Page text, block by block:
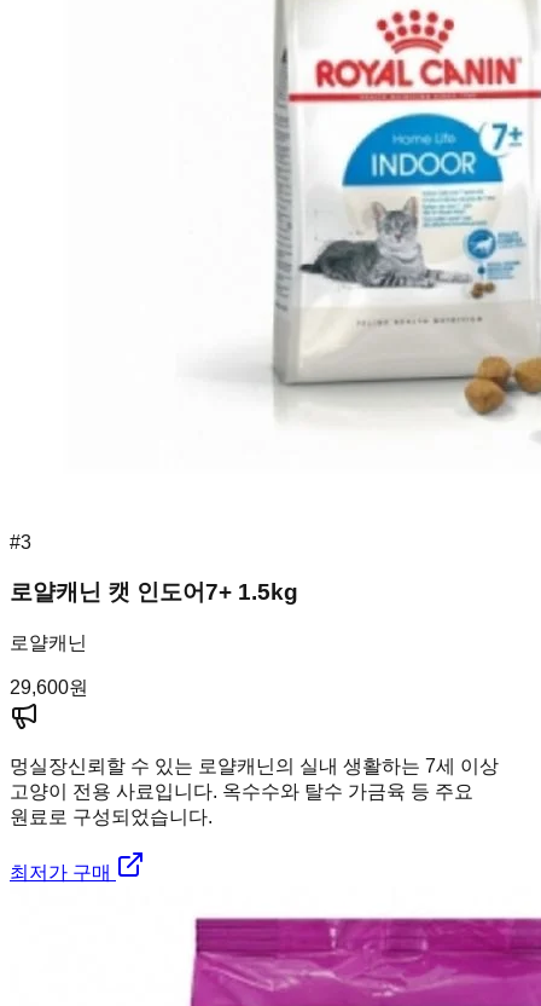
#3
로얄캐닌 캣 인도어7+ 1.5kg
로얄캐닌
29,600원
멍실장신뢰할 수 있는 로얄캐닌의 실내 생활하는 7세 이상
고양이 전용 사료입니다. 옥수수와 탈수 가금육 등 주요
원료로 구성되었습니다.
최저가 구매